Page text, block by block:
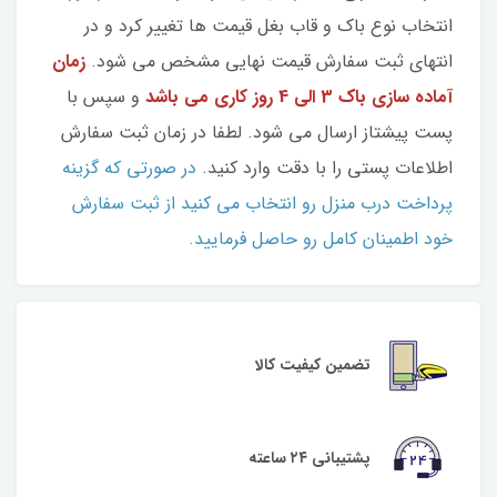
انتخاب نوع باک و قاب بغل قیمت ها تغییر کرد و در
انتهای ثبت سفارش قیمت نهایی مشخص می شود. زمان
آماده سازی باک 3 الی 4 روز کاری می باشد
و سپس با
پست پیشتاز ارسال می شود. لطفا در زمان ثبت سفارش
اطلاعات پستی را با دقت وارد کنید. در صورتی که گزینه
پرداخت درب منزل رو انتخاب می کنید از ثبت سفارش
خود اطمینان کامل رو حاصل فرمایید.
تضمین کیفیت کالا
پشتیبانی ۲۴ ساعته